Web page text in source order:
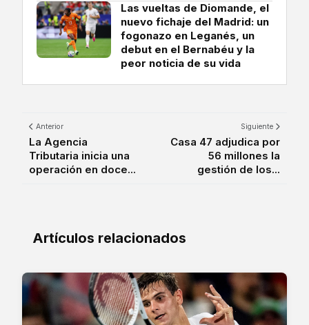
Las vueltas de Diomande, el
nuevo fichaje del Madrid: un
fogonazo en Leganés, un
debut en el Bernabéu y la
peor noticia de su vida
Anterior
La Agencia
Tributaria inicia una
operación en doce...
Siguiente
Casa 47 adjudica por
56 millones la
gestión de los...
Artículos relacionados